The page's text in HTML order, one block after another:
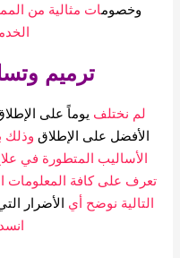
وخصوم
الخدمات
ترميم
لم نختلفيوماً على الإطلاقأن
الأفضل على الإطلاقوذلك بسبب
الأساليب المتطورة في علاج
على كافة المعلومات
نوضح أيالأضرار التي
انسداد